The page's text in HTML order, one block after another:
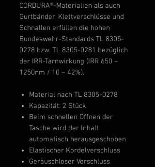
CORDURA®-Materialien als auch
Gurtbänder, Klettverschlüsse und
Schnallen erfüllen die hohen
Bundeswehr-Standards TL 8305-
0278 bzw. TL 8305-0281 bezüglich
der IRR-Tarnwirkung (IRR 650 –
1250nm / 10 – 42%).
Material nach TL 8305-0278
Kapazität: 2 Stück
Beim schnellen Öffnen der
Tasche wird der Inhalt
automatisch herausgeschoben
Elastischer Kordelverschluss
Geräuschloser Verschluss